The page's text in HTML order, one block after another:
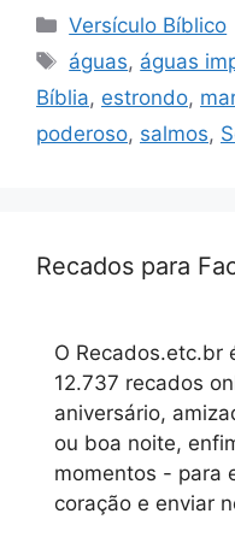
Categorias
Versículo Bíblico
Tags
águas, águas
Bíblia, estrondo, mar
poderoso, salmos,
Recados para
O Recados.etc.br
12.737 recados
aniversário,
ou boa noite,
momentos - para
coração e enviar